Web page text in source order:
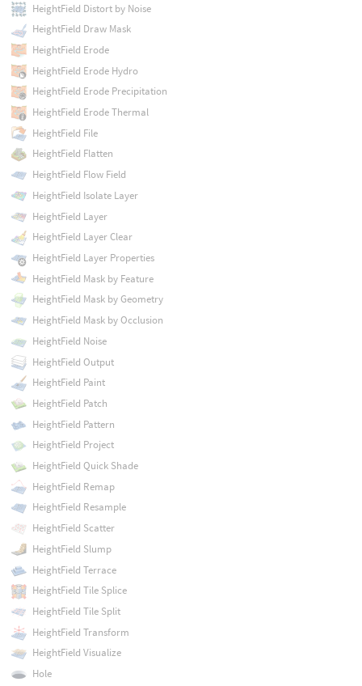
HeightField Distort by Noise
HeightField Draw Mask
HeightField Erode
HeightField Erode Hydro
HeightField Erode Precipitation
HeightField Erode Thermal
HeightField File
HeightField Flatten
HeightField Flow Field
HeightField Isolate Layer
HeightField Layer
HeightField Layer Clear
HeightField Layer Properties
HeightField Mask by Feature
HeightField Mask by Geometry
HeightField Mask by Occlusion
HeightField Noise
HeightField Output
HeightField Paint
HeightField Patch
HeightField Pattern
HeightField Project
HeightField Quick Shade
HeightField Remap
HeightField Resample
HeightField Scatter
HeightField Slump
HeightField Terrace
HeightField Tile Splice
HeightField Tile Split
HeightField Transform
HeightField Visualize
Hole